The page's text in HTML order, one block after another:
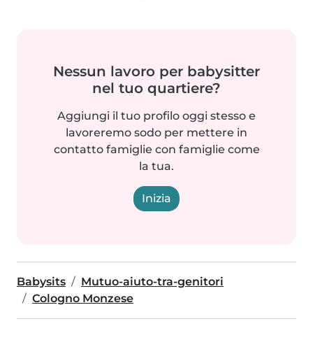
Nessun lavoro per babysitter
nel tuo quartiere?
Aggiungi il tuo profilo oggi stesso e
lavoreremo sodo per mettere in
contatto famiglie con famiglie come
la tua.
Inizia
Babysits
Mutuo-aiuto-tra-genitori
Cologno Monzese